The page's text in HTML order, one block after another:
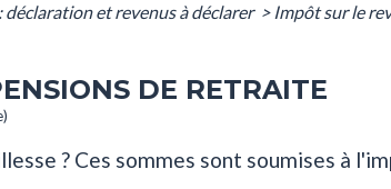
déclaration et revenus à déclarer > Impôt sur le
DE RETRAITE
? Ces sommes sont soumises à